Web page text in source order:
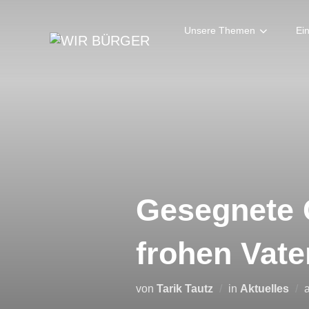
springen
Unsere Themen
frohen
von Tarik Tautz in Aktuelles